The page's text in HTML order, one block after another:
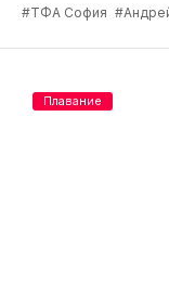
#ТФА София
Плавание